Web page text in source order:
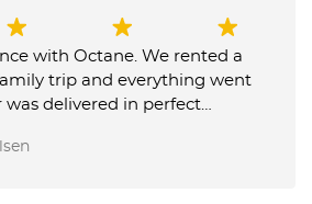
with Octane. We rented a
trip and everything went
was delivered in perfect
team was very flexible with